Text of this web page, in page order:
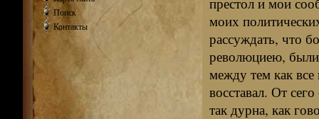
моих
рассуждать, что
революциею,
между тем как все
восставал. От
так дурна, как
Поиск
Контакты